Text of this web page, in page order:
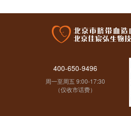
400-650-9496
周一至周五 9:00-17:30
（仅收市话费）